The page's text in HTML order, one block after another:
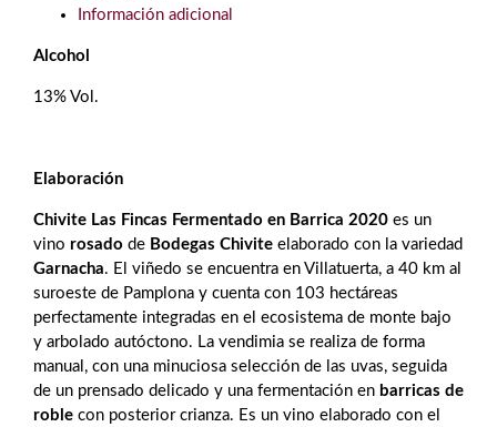
Barrica
Rosado
cantidad
Información adicional
Alcohol
13% Vol.
Elaboración
Chivite Las Fincas Fermentado en Barrica 2020 es un
vino rosado de Bodegas Chivite elaborado con la variedad
Garnacha. El viñedo se encuentra en Villatuerta, a 40 km al
suroeste de Pamplona y cuenta con 103 hectáreas
perfectamente integradas en el ecosistema de monte bajo
y arbolado autóctono. La vendimia se realiza de forma
manual, con una minuciosa selección de las uvas, seguida
de un prensado delicado y una fermentación en barricas de
roble con posterior crianza. Es un vino elaborado con el